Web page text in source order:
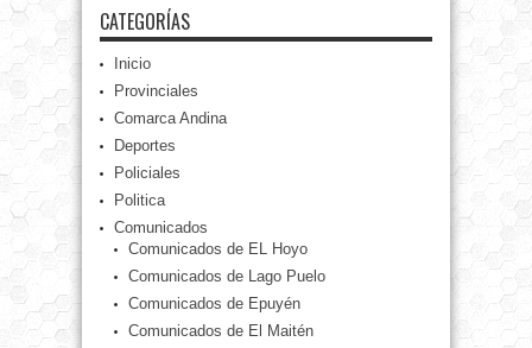
CATEGORÍAS
Inicio
Provinciales
Comarca Andina
Deportes
Policiales
Politica
Comunicados
Comunicados de EL Hoyo
Comunicados de Lago Puelo
Comunicados de Epuyén
Comunicados de El Maitén